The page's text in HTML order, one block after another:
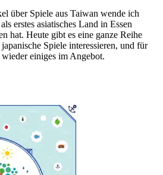
über Spiele aus Taiwan wende ich
erstes asiatisches Land in Essen
hat. Heute gibt es eine ganze Reihe
Spiele interessieren, und für
einiges im Angebot.